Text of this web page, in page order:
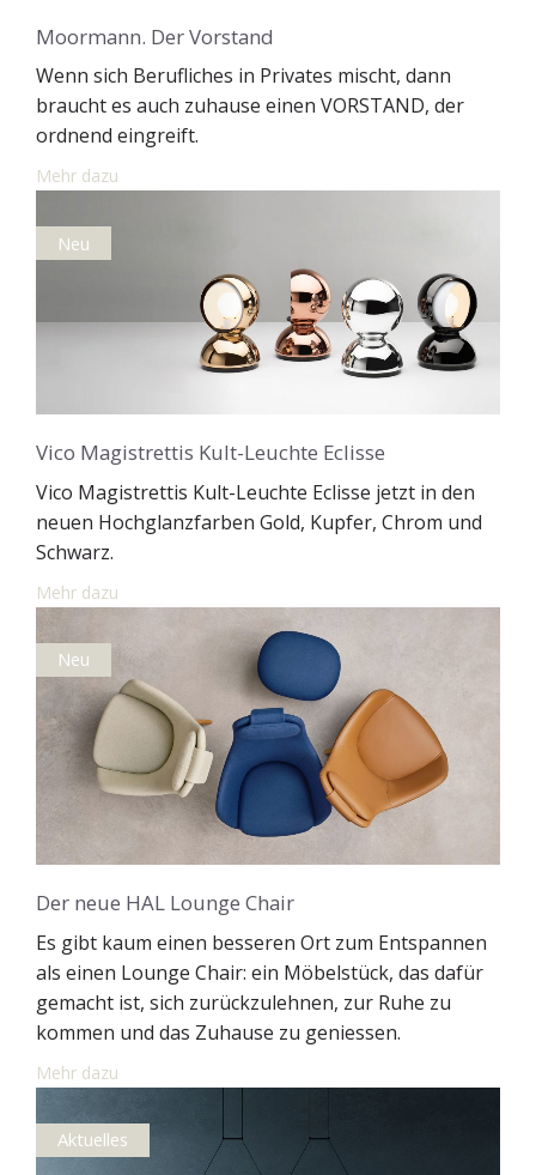
Moormann. Der Vorstand
Wenn sich Berufliches in Privates mischt, dann
braucht es auch zuhause einen VORSTAND, der
ordnend eingreift.
Mehr dazu
Neu
Vico Magistrettis Kult-Leuchte Eclisse
Vico Magistrettis Kult-Leuchte Eclisse jetzt in den
neuen Hochglanzfarben Gold, Kupfer, Chrom und
Schwarz.
Mehr dazu
Neu
Der neue HAL Lounge Chair
Es gibt kaum einen besseren Ort zum Entspannen
als einen Lounge Chair: ein Möbelstück, das dafür
gemacht ist, sich zurückzulehnen, zur Ruhe zu
kommen und das Zuhause zu geniessen.
Mehr dazu
Aktuelles